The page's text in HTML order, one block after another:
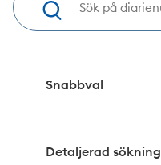
Snabbval
Detaljerad sökning